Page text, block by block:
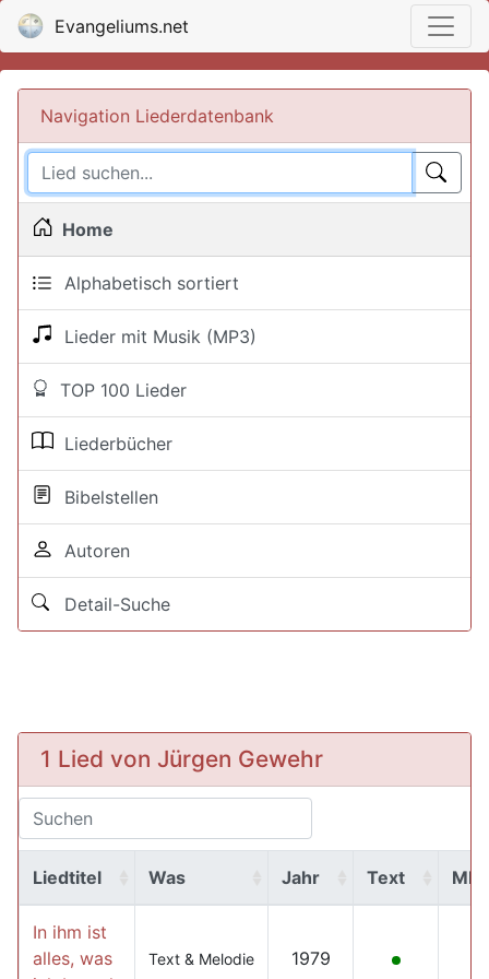
Evangeliums.net
Navigation Liederdatenbank
Home
Alphabetisch sortiert
Lieder mit Musik (MP3)
TOP 100 Lieder
Liederbücher
Bibelstellen
Autoren
Detail-Suche
1 Lied von Jürgen Gewehr
Liedtitel Was Jahr Text
In ihm ist
alles, was
Text & Melodie 1979